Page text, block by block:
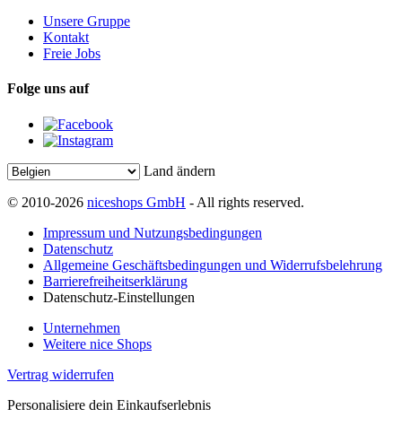
Unsere Gruppe
Kontakt
Freie Jobs
Folge uns auf
Land ändern
© 2010-2026 niceshops GmbH - All rights reserved.
Impressum und Nutzungsbedingungen
Datenschutz
Allgemeine Geschäftsbedingungen und Widerrufsbelehrung
Barrierefreiheitserklärung
Datenschutz-Einstellungen
Unternehmen
Weitere nice Shops
Vertrag widerrufen
Personalisiere dein Einkaufserlebnis